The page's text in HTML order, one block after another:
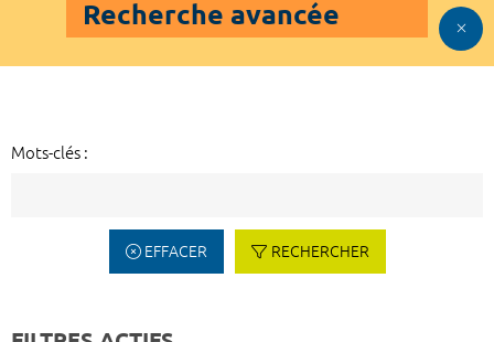
Recherche avancée
Mots-clés :
EFFACER RECHERCHER